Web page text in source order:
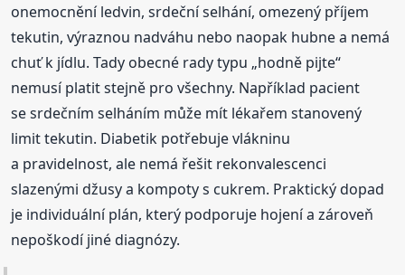
onemocnění ledvin, srdeční selhání, omezený příjem
tekutin, výraznou nadváhu nebo naopak hubne a nemá
chuť k jídlu. Tady obecné rady typu „hodně pijte“
nemusí platit stejně pro všechny. Například pacient
se srdečním selháním může mít lékařem stanovený
limit tekutin. Diabetik potřebuje vlákninu
a pravidelnost, ale nemá řešit rekonvalescenci
slazenými džusy a kompoty s cukrem. Praktický dopad
je individuální plán, který podporuje hojení a zároveň
nepoškodí jiné diagnózy.